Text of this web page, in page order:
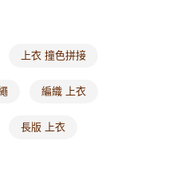
運費
上衣 撞色拼接
編織 上衣
長版 上衣